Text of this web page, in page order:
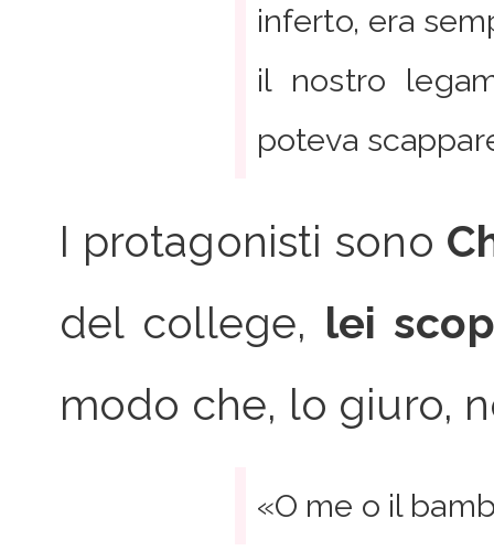
inferto, era
il nostro
poteva
I protagonisti sono
del college, lei
modo che, lo giuro,
«O me o il